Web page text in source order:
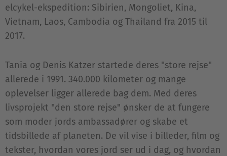
elcykel-ekspedition: Sibirien, Mongoliet, Kina,
Vietnam, Laos, Cambodia og Thailand fra 2015 til
2017.
Tania og Denis Katzer startede deres "store rejse"
allerede i 1991. 340.000 kilometer og mange
oplevelser ligger allerede bag dem. Med deres
livsprojekt "den store rejse" ønsker de at fungere
som moder jords ambassadører og skabe et
tidsbillede af planeten. De vil vise i billeder, film og
tekster, hvordan vores jord ser ud i dag, og hvordan